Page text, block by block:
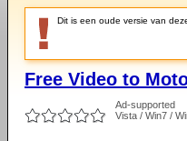
Dit is een oude versie van
Free Video to
Ad-supported
Vista / Win7 /